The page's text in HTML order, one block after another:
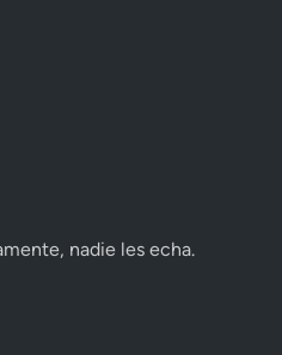
nadie les echa.